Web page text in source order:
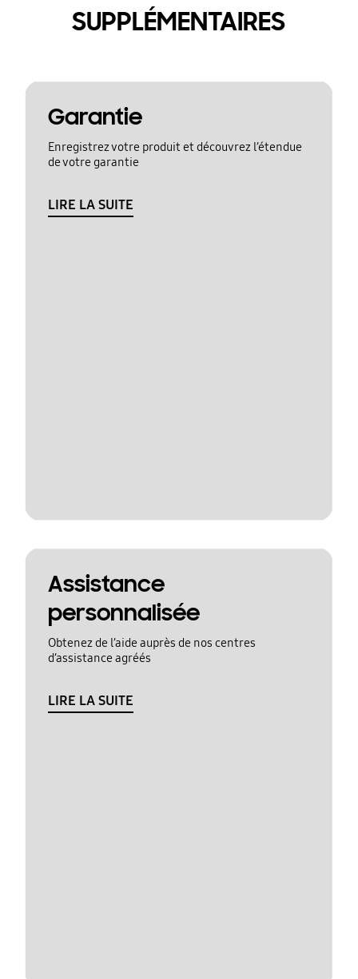
SUPPLÉMENTAIRES
Garantie
Enregistrez votre produit et découvrez l’étendue
de votre garantie
LIRE LA SUITE
Assistance
personnalisée
Obtenez de l’aide auprès de nos centres
d’assistance agréés
LIRE LA SUITE